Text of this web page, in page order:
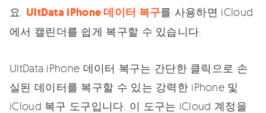
요. UltData iPhone 데이터 복구를 사용하면 iCloud
에서 캘린더를 쉽게 복구할 수 있습니다.
UltData iPhone 데이터 복구는 간단한 클릭으로 손
실된 데이터를 복구할 수 있는 강력한 iPhone 및
iCloud 복구 도구입니다. 이 도구는 iCloud 계정을